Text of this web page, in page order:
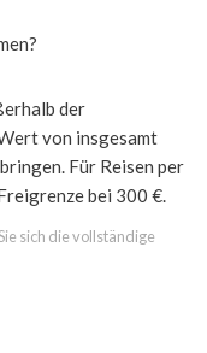
der
von insgesamt
Für Reisen per
bei 300 €.
sich die vollständige